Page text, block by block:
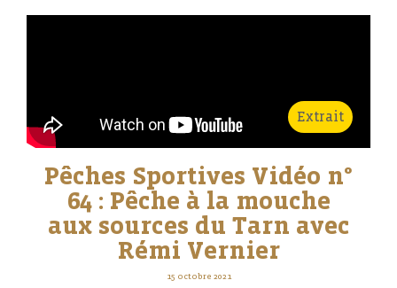
Extrait
Pêches Sportives Vidéo n°
64 : Pêche à la mouche
aux sources du Tarn avec
Rémi Vernier
15 octobre 2021